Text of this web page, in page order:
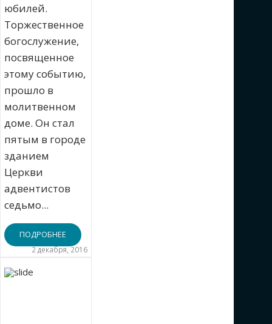
юбилей.
Торжественное
богослужение,
посвященное
этому событию,
прошло в
молитвенном
доме. Он стал
пятым в городе
зданием
Церкви
адвентистов
седьмо...
ПОДРОБНЕЕ
2 декабря, 2016